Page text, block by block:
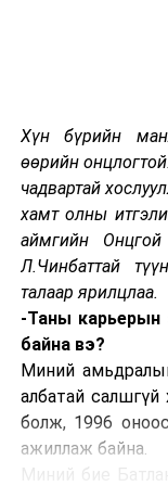
Дорнын далайн
сайхнаас-1
Хүн бүрийн
өөрийн
чадвартай
хамт олны
аймгийн
Л.Чинбаттай
талаар ярилцлаа.
-Таны карьерын
байна вэ?
Миний
албатай
болж, 1996
ажиллаж байна.